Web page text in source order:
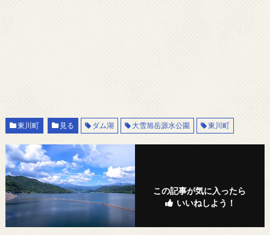
東川町 見る ダム湖 大雪旭岳源水公園 東川町
この記事が気に入ったら
いいねしよう！